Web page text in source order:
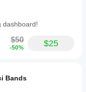
dashboard!
$50
-50% $25
Bands